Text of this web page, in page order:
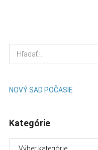
NOVÝ SAD POČASIE
Kategórie